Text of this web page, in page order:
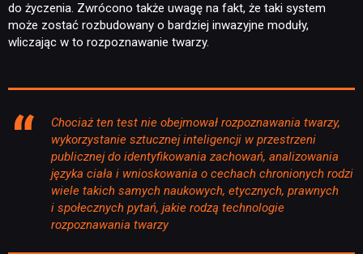
do życzenia. Zwrócono także uwagę na fakt, że taki system
może zostać rozbudowany o bardziej inwazyjne moduły,
wliczając w to rozpoznawanie twarzy.
Chociaż ten test nie obejmował rozpoznawania twarzy,
wykorzystanie sztucznej inteligencji w przestrzeni
publicznej do identyfikowania zachowań, analizowania
języka ciała i wnioskowania o cechach chronionych rodzi
wiele takich samych naukowych, etycznych, prawnych
i społecznych pytań, jakie rodzą technologie
rozpoznawania twarzy